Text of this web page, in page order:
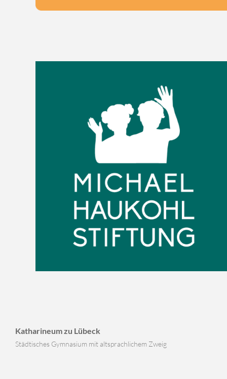
Katharineum zu Lübeck
Städtisches Gymnasium mit altsprachlichem Zweig